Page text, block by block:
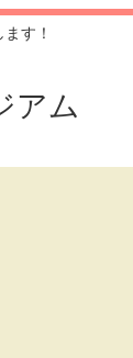
す！
アム